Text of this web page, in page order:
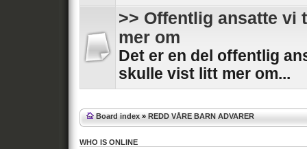
>> Offentlig ansatte vi
mer om
Det er en del offentlig
skulle vist litt mer om...
Board index » REDD VÅRE BARN ADVARER
WHO IS ONLINE